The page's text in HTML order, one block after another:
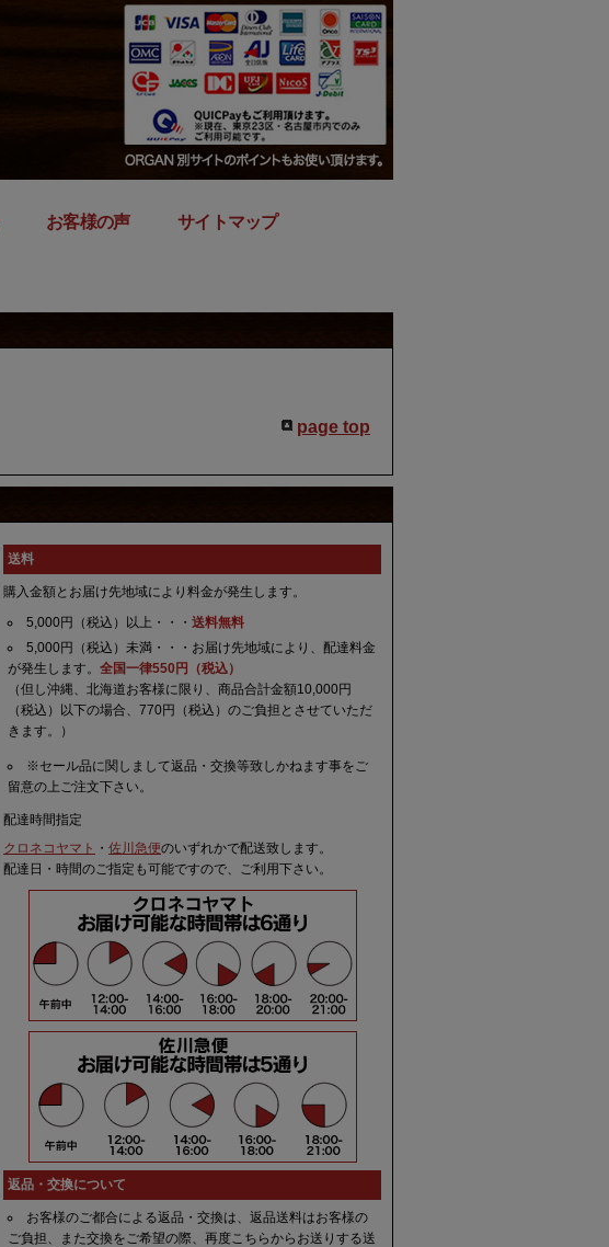
お客様の声 サイトマップ
page top
送料
購入金額とお届け先地域により料金が発生します。
5,000円（税込）以上・・・送料無料
5,000円（税込）未満・・・お届け先地域により、配達料金
が発生します。全国一律550円（税込）
（但し沖縄、北海道お客様に限り、商品合計金額10,000円
（税込）以下の場合、770円（税込）のご負担とさせていただ
きます。）
※セール品に関しまして返品・交換等致しかねます事をご
留意の上ご注文下さい。
配達時間指定
クロネコヤマト ・佐川急便のいずれかで配送致します。
配達日・時間のご指定も可能ですので、ご利用下さい。
返品・交換について
お客様のご都合による返品・交換は、返品送料はお客様の
ご負担、また交換をご希望の際、再度こちらからお送りする送